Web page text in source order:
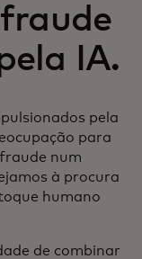
IA.
pela
para
num
à procura
humano
de combinar